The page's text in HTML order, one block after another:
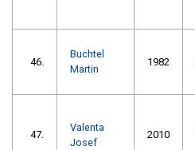
46.
Buchtel
Martin
1982
47.
Valenta
Josef
2010